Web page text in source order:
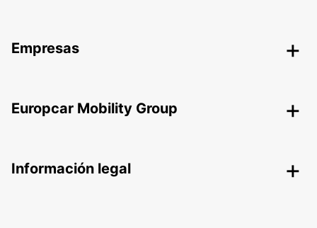
Empresas
Europcar Mobility Group
Información legal